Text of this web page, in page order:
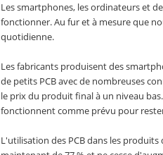
Les smartphones, les ordinateurs et
fonctionner. Au fur et à mesure que
quotidienne.
Les fabricants produisent des
de petits PCB avec de nombreuses
le prix du produit final à un niveau
fonctionnent comme prévu pour
L'utilisation des PCB dans les